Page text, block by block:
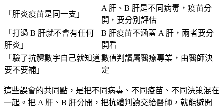
「肝炎疫苗是同一支」
A 肝、B 肝是不同病毒，疫苗分
開，要分別評估
「打過 B 肝就不會有任何
肝炎」
B 肝疫苗不涵蓋 A 肝，兩者要分
開看
「驗了抗體數字自己就知道
要不要補」
數值判讀屬醫療專業，由醫師決
定
這些誤會的共同點，是把不同病毒、不同疫苗、不同決策混在
一起。 把 A 肝、B 肝分開，把抗體判讀交給醫師 ，就能避開